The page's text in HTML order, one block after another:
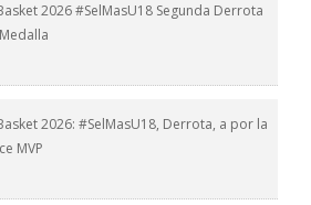
2026 #SelMasU18 Segunda Derrota
2026: #SelMasU18, Derrota, a por la
MVP